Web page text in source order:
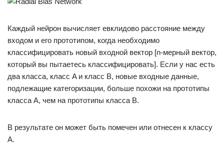
Каждый нейрон вычисляет евклидово расстояние между
входом и его прототипом, когда необходимо
классифицировать новый входной вектор [n-мерный вектор,
который вы пытаетесь классифицировать]. Если у нас есть
два класса, класс A и класс B, новые входные данные,
подлежащие категоризации, больше похожи на прототипы
класса A, чем на прототипы класса B.
В результате он может быть помечен или отнесен к классу
А.